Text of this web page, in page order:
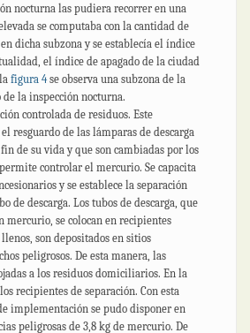
nocturna las pudiera recorrer en una
se computaba con la cantidad de
dicha subzona y se establecía el índice
el índice de apagado de la ciudad
figura 4 se observa una subzona de la
la inspección nocturna.
controlada de residuos. Este
resguardo de las lámparas de descarga
de su vida y que son cambiadas por los
controlar el mercurio. Se capacita
y se establece la separación
de descarga. Los tubos de descarga, que
mercurio, se colocan en recipientes
son depositados en sitios
peligrosos. De esta manera, las
a los residuos domiciliarios. En la
recipientes de separación. Con esta
implementación se pudo disponer en
peligrosas de 3,8 kg de mercurio. De